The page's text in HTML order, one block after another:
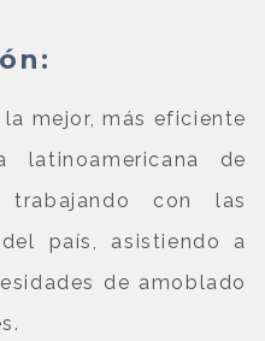
mejor, más eficiente
latinoamericana de
con las
país, asistiendo a
de amoblado